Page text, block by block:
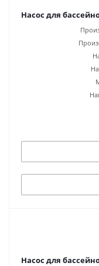
Насос для
Насос для